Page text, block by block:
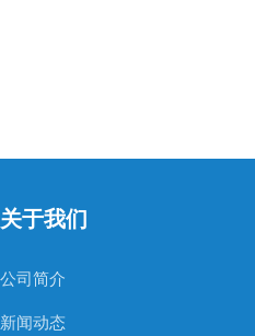
关于我们
公司简介
新闻动态